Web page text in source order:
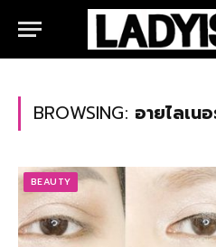
BROWSING: อายไลเน
BEAUTY